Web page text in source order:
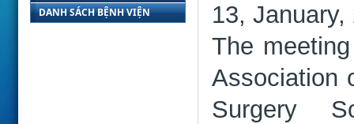
DANH SÁCH BỆNH VIỆN
13,
The
Association
Surgery